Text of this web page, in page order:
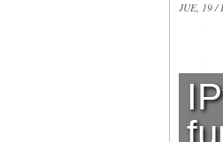
JUE, 19 /